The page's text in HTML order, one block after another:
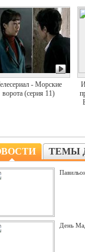
- Морские
ворота (серия 11)
ТЕМЫ
День